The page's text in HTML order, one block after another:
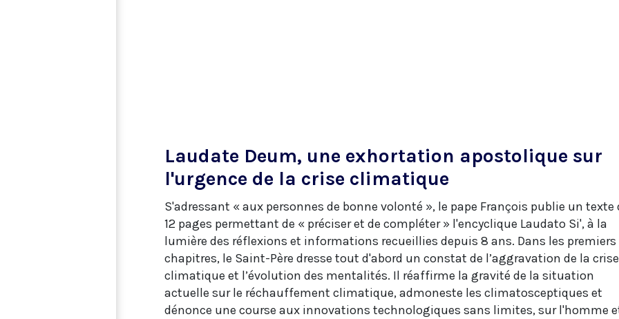
Laudate Deum, une exhortation apostolique sur
l'urgence de la crise climatique
S'adressant « aux personnes de bonne volonté », le pape François publie un texte
12 pages permettant de « préciser et de compléter » l'encyclique Laudato Si', à la
lumière des réflexions et informations recueillies depuis 8 ans. Dans les premiers
chapitres, le Saint-Père dresse tout d'abord un constat de l’aggravation de la crise
climatique et l’évolution des mentalités. Il réaffirme la gravité de la situation
actuelle sur le réchauffement climatique, admoneste les climatosceptiques et
dénonce une course aux innovations technologiques sans limites, sur l'homme